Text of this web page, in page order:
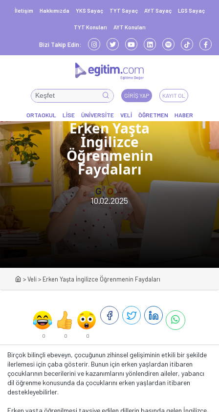
İletişim Hakkımızda YKS Sayaç TYT Sayaç AYT Sayaç LGS Sayaç
TYT Konuları AYT Konuları
Bizi Takip Edin:
GIRIŞ YAP KAYIT OL
Erken Yaşta
İngilizce
Öğrenmenin
Faydaları
10.02.2025
>Veli > Erken Yaşta İngilizce Öğrenmenin Faydaları
0 0 0
Birçok bilinçli ebeveyn, çocuğunun zihinsel gelişiminin etkili bir şekilde
ilerlemesi için çaba gösterir. Bunun için erken yaşlardan itibaren
çocuklarının becerilerini ve kazanımlarını yönlendiren aileler, yabancı
dil öğrenme konusunda da çocuklarını erken yaşlardan itibaren
destekleyebilirler.
Erken yaşta öğrenilmesi tavsiye edilen dillerin başında gelen İngilizce,